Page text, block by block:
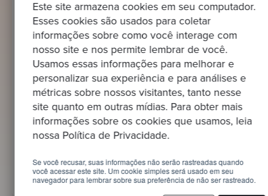
Este site armazena cookies em seu computador.
Esses cookies são usados para coletar
informações sobre como você interage com
nosso site e nos permite lembrar de você.
Usamos essas informações para melhorar e
personalizar sua experiência e para análises e
métricas sobre nossos visitantes, tanto nesse
site quanto em outras mídias. Para obter mais
informações sobre os cookies que usamos, leia
nossa Política de Privacidade.
Se você recusar, suas informações não serão rastreadas quando
você acessar este site. Um cookie simples será usado em seu
navegador para lembrar sobre sua preferência de não ser rastreado.
20 JUL. 2026 - MAURO RIBEIRO
O maior golpe financeiro do
país não usou um exploit —
usou uma credencial de
terceiro
O maior golpe financeiro do país
não usou um exploit — usou uma
credencial de terceiro Em julho de
2025, o Brasil registrou o maior
golpe financeiro da sua história. R$
Saber mais
20 JUL. 2026 -
Saber que
técnica não é
Saber que existe
é um plano Toda
engenharia de
escala abre com a
com a
com isso há
Saber mais